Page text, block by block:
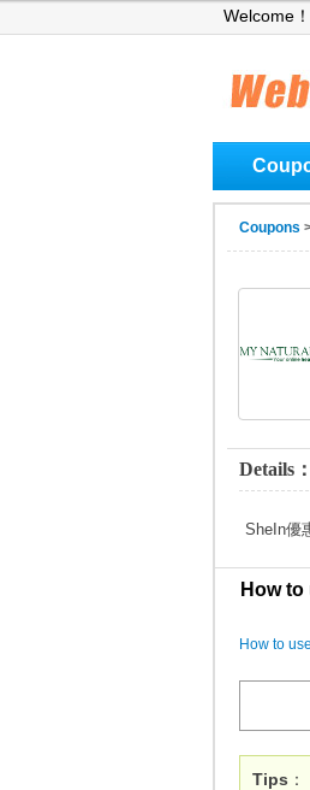
Welcome！
Coupons
Details：
SheIn優
How to
How to
Tips ：